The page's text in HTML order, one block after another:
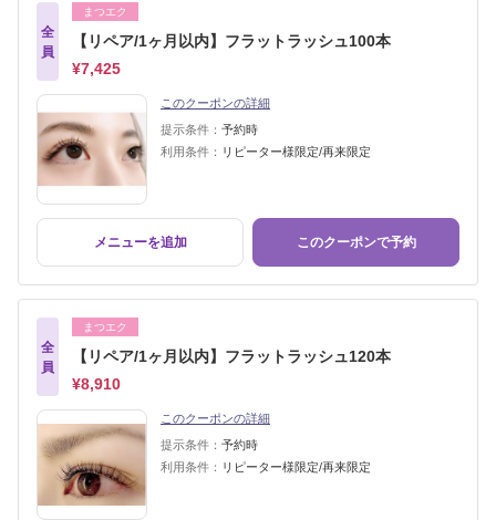
全
員
まつエク
【リペア/1ヶ月以内】フラットラッシュ100本
¥7,425
このクーポンの詳細
提示条件： 予約時
利用条件： リピーター様限定/再来限定
メニューを追加 このクーポンで予約
全
員
まつエク
【リペア/1ヶ月以内】フラットラッシュ120本
¥8,910
このクーポンの詳細
提示条件： 予約時
利用条件： リピーター様限定/再来限定